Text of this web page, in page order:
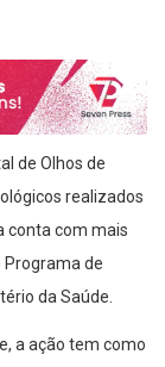
de Olhos de
realizados
conta com mais
Programa de
da Saúde.
a ação tem como